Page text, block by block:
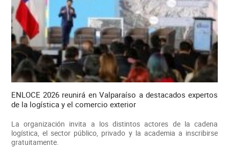
ENLOCE 2026 reunirá en Valparaíso a destacados expertos
de la logística y el comercio exterior
La organización invita a los distintos actores de la cadena
logística, el sector público, privado y la academia a inscribirse
gratuitamente.